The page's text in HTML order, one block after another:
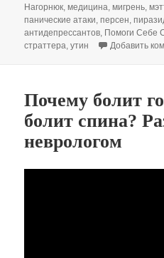
Нагорнюк,медицина,мигрень,
панические атаки,персен,
антидепрессантов, Помоги Себе
страттера,утин Добавить
Почему болит
болит спина?
неврологом